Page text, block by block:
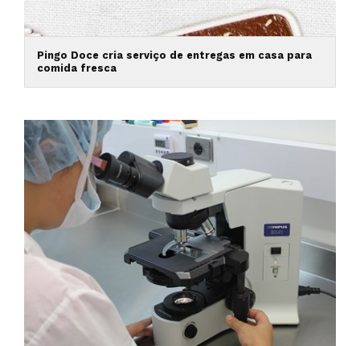
Pingo Doce cria serviço de entregas em casa para
comida fresca